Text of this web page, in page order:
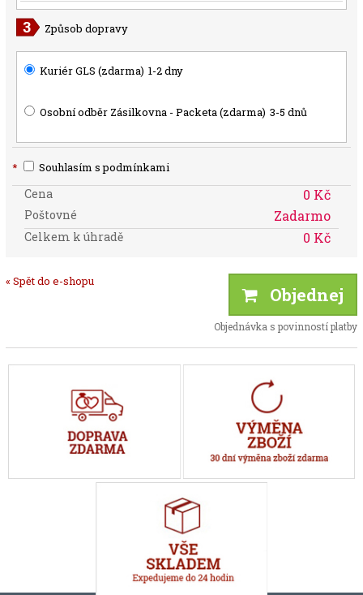
Způsob dopravy
Kuriér GLS (zdarma) 1-2 dny
Osobní odběr Zásilkovna - Packeta (zdarma) 3-5 dnů
* Souhlasím s podmínkami
Cena 0 Kč
Poštovné Zadarmo
Celkem k úhradě 0 Kč
« Spět do e-shopu
Objednej
Objednávka s povinností platby